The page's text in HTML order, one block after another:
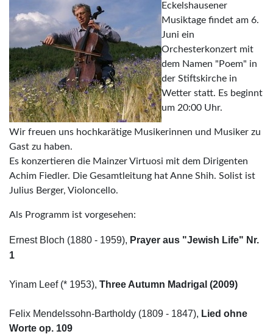
Eckelshausener
Musiktage findet am 6.
Juni ein
Orchesterkonzert mit
dem Namen "Poem" in
der Stiftskirche in
Wetter statt. Es beginnt
um 20:00 Uhr.
Wir freuen uns hochkarätige Musikerinnen und Musiker zu
Gast zu haben.
Es konzertieren die Mainzer Virtuosi mit dem Dirigenten
Achim Fiedler. Die Gesamtleitung hat Anne Shih. Solist ist
Julius Berger, Violoncello.
Als Programm ist vorgesehen:
Ernest Bloch (1880 - 1959), Prayer aus "Jewish Life" Nr.
1
Yinam Leef (* 1953), Three Autumn Madrigal (2009)
Felix Mendelssohn-Bartholdy (1809 - 1847), Lied ohne
Worte op. 109